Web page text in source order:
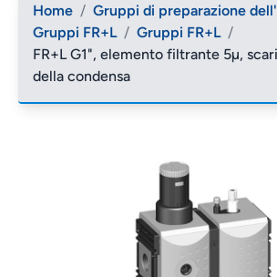
Home / Gruppi di preparazione
Gruppi FR+L / Gruppi FR+L /
FR+L G1", elemento filtrante 5µ,
della condensa